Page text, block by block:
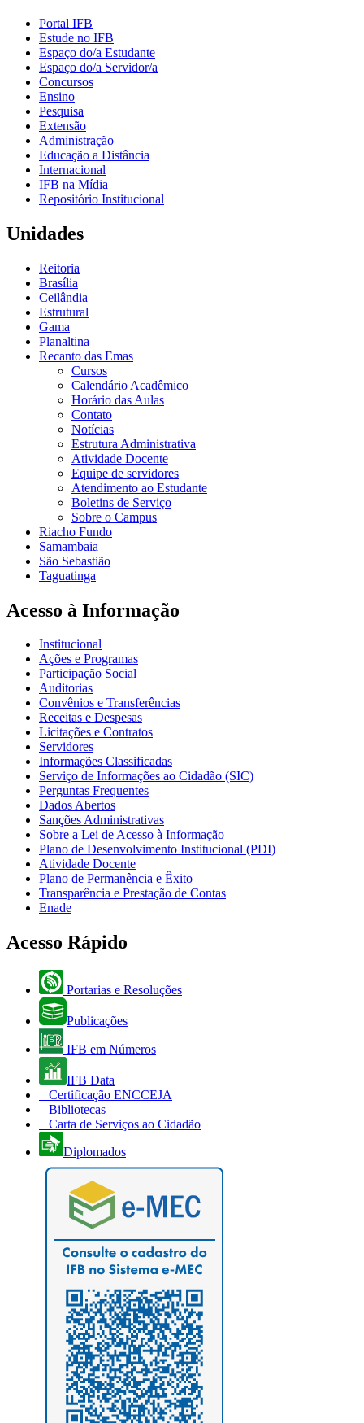
Portal IFB
Estude no IFB
Espaço do/a Estudante
Espaço do/a Servidor/a
Concursos
Ensino
Pesquisa
Extensão
Administração
Educação a Distância
Internacional
IFB na Mídia
Repositório Institucional
Unidades
Reitoria
Brasília
Ceilândia
Estrutural
Gama
Planaltina
Recanto das Emas
Cursos
Calendário Acadêmico
Horário das Aulas
Contato
Notícias
Estrutura Administrativa
Atividade Docente
Equipe de servidores
Atendimento ao Estudante
Boletins de Serviço
Sobre o Campus
Riacho Fundo
Samambaia
São Sebastião
Taguatinga
Acesso à Informação
Institucional
Ações e Programas
Participação Social
Auditorias
Convênios e Transferências
Receitas e Despesas
Licitações e Contratos
Servidores
Informações Classificadas
Serviço de Informações ao Cidadão (SIC)
Perguntas Frequentes
Dados Abertos
Sanções Administrativas
Sobre a Lei de Acesso à Informação
Plano de Desenvolvimento Institucional (PDI)
Atividade Docente
Plano de Permanência e Êxito
Transparência e Prestação de Contas
Enade
Acesso Rápido
Portarias e Resoluções
Publicações
IFB em Números
IFB Data
Certificação ENCCEJA
Bibliotecas
Carta de Serviços ao Cidadão
Diplomados